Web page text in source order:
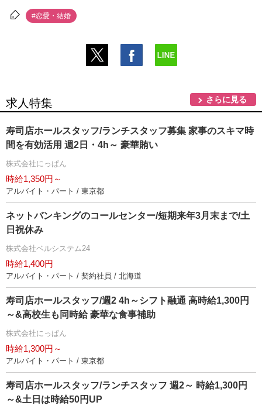
#恋愛・結婚
求人特集 さらに見る
寿司店ホールスタッフ/ランチスタッフ募集 家事のスキマ時
間を有効活用 週2日・4h～ 豪華賄い
株式会社にっぱん
時給1,350円～
アルバイト・パート / 東京都
ネットバンキングのコールセンター/短期来年3月末まで/土
日祝休み
株式会社ベルシステム24
時給1,400円
アルバイト・パート / 契約社員 / 北海道
寿司店ホールスタッフ/週2 4h～シフト融通 高時給1,300円
～&高校生も同時給 豪華な食事補助
株式会社にっぱん
時給1,300円～
アルバイト・パート / 東京都
寿司店ホールスタッフ/ランチスタッフ 週2～ 時給1,300円
～&土日は時給50円UP